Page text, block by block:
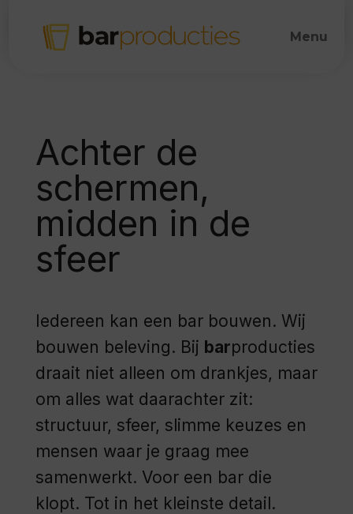
Achter de
schermen,
midden in de
sfeer
Iedereen kan een bar bouwen. Wij
bouwen beleving. Bij barproducties
draait niet alleen om drankjes, maar
om alles wat daarachter zit:
structuur, sfeer, slimme keuzes en
mensen waar je graag mee
samenwerkt. Voor een bar die
klopt. Tot in het kleinste detail.